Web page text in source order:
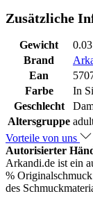
Zusätzliche
Gewicht
Brand
Ean
Farbe
In
Geschlecht
Altersgruppe
Vorteile von uns
Autorisierter
Arkandi.de ist ein
%
des